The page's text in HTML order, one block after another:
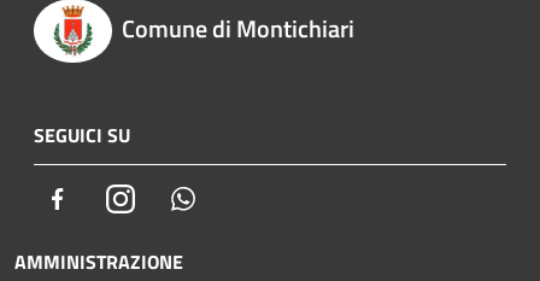
Comune di Montichiari
SEGUICI SU
FacebookInstagram
AMMINISTRAZIONE